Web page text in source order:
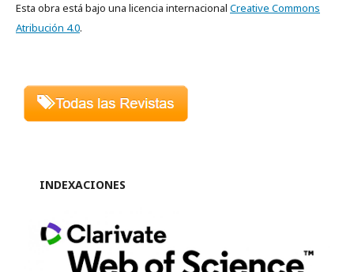
Esta obra está bajo una licencia internacional Creative Commons
Atribución 4.0.
INDEXACIONES